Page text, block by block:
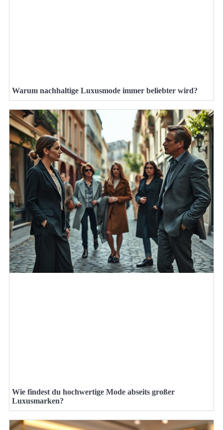
Warum nachhaltige Luxusmode immer beliebter wird?
Wie findest du hochwertige Mode abseits großer
Luxusmarken?